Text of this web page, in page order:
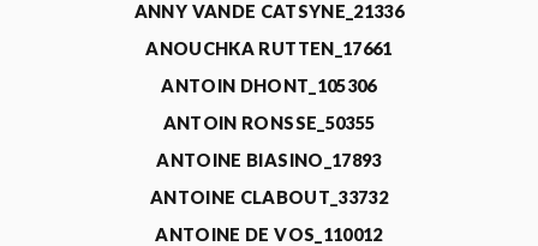
ANNY VANDE CATSYNE_21336
ANOUCHKA RUTTEN_17661
ANTOIN DHONT_105306
ANTOIN RONSSE_50355
ANTOINE BIASINO_17893
ANTOINE CLABOUT_33732
ANTOINE DE VOS_110012